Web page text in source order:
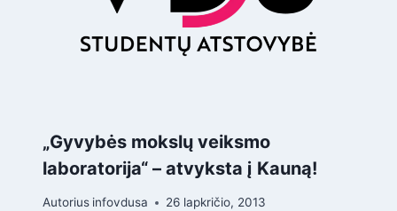
„Gyvybės mokslų veiksmo
laboratorija“ – atvyksta į Kauną!
Autorius infovdusa 26 lapkričio, 2013